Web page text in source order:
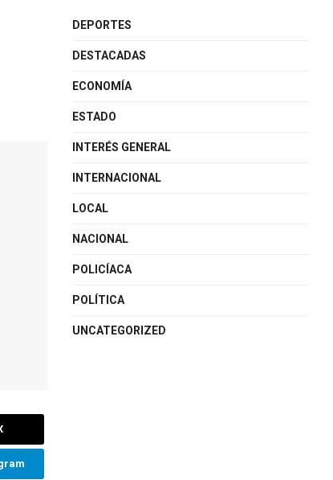
DEPORTES
DESTACADAS
ECONOMÍA
ESTADO
INTERÉS GENERAL
INTERNACIONAL
LOCAL
NACIONAL
POLICÍACA
POLÍTICA
UNCATEGORIZED